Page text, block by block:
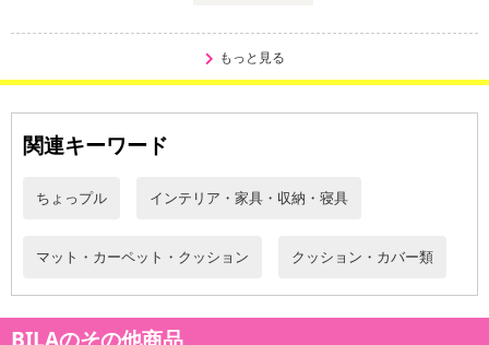
もっと見る
関連キーワード
ちょっプル インテリア・家具・収納・寝具
マット・カーペット・クッション クッション・カバー類
BILAのその他商品